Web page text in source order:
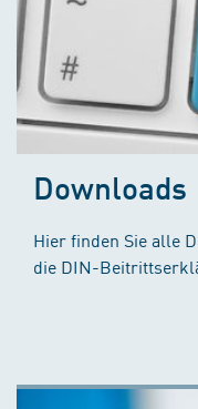
Downloads
Hier finden Sie alle
die DIN-